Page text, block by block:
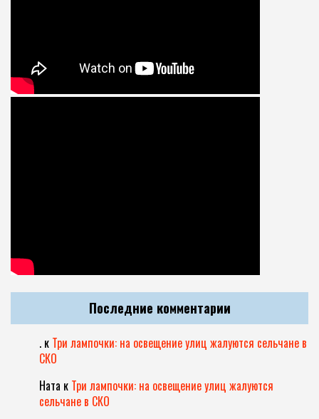
Последние комментарии
. к Три лампочки: на освещение улиц жалуются сельчане в
СКО
Ната к Три лампочки: на освещение улиц жалуются
сельчане в СКО